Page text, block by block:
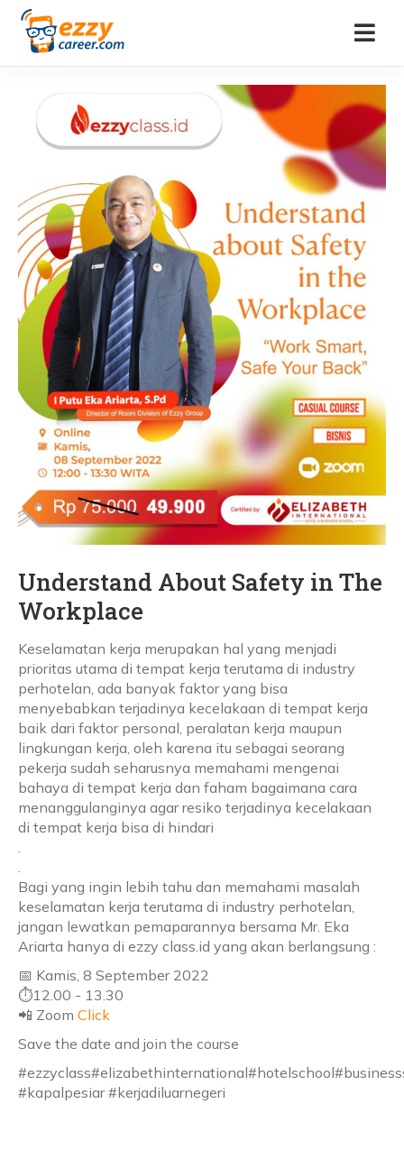
Understand About Safety in The
Workplace
Keselamatan kerja merupakan hal yang menjadi
prioritas utama di tempat kerja terutama di industry
perhotelan, ada banyak faktor yang bisa
menyebabkan terjadinya kecelakaan di tempat kerja
baik dari faktor personal, peralatan kerja maupun
lingkungan kerja, oleh karena itu sebagai seorang
pekerja sudah seharusnya memahami mengenai
bahaya di tempat kerja dan faham bagaimana cara
menanggulanginya agar resiko terjadinya kecelakaan
di tempat kerja bisa di hindari
.
.
Bagi yang ingin lebih tahu dan memahami masalah
keselamatan kerja terutama di industry perhotelan,
jangan lewatkan pemaparannya bersama Mr. Eka
Ariarta hanya di ezzy class.id yang akan berlangsung :
📅 Kamis, 8 September 2022
⏱12.00 - 13.30
📲 Zoom Click
Save the date and join the course
#kapalpesiar #kerjadiluarnegeri